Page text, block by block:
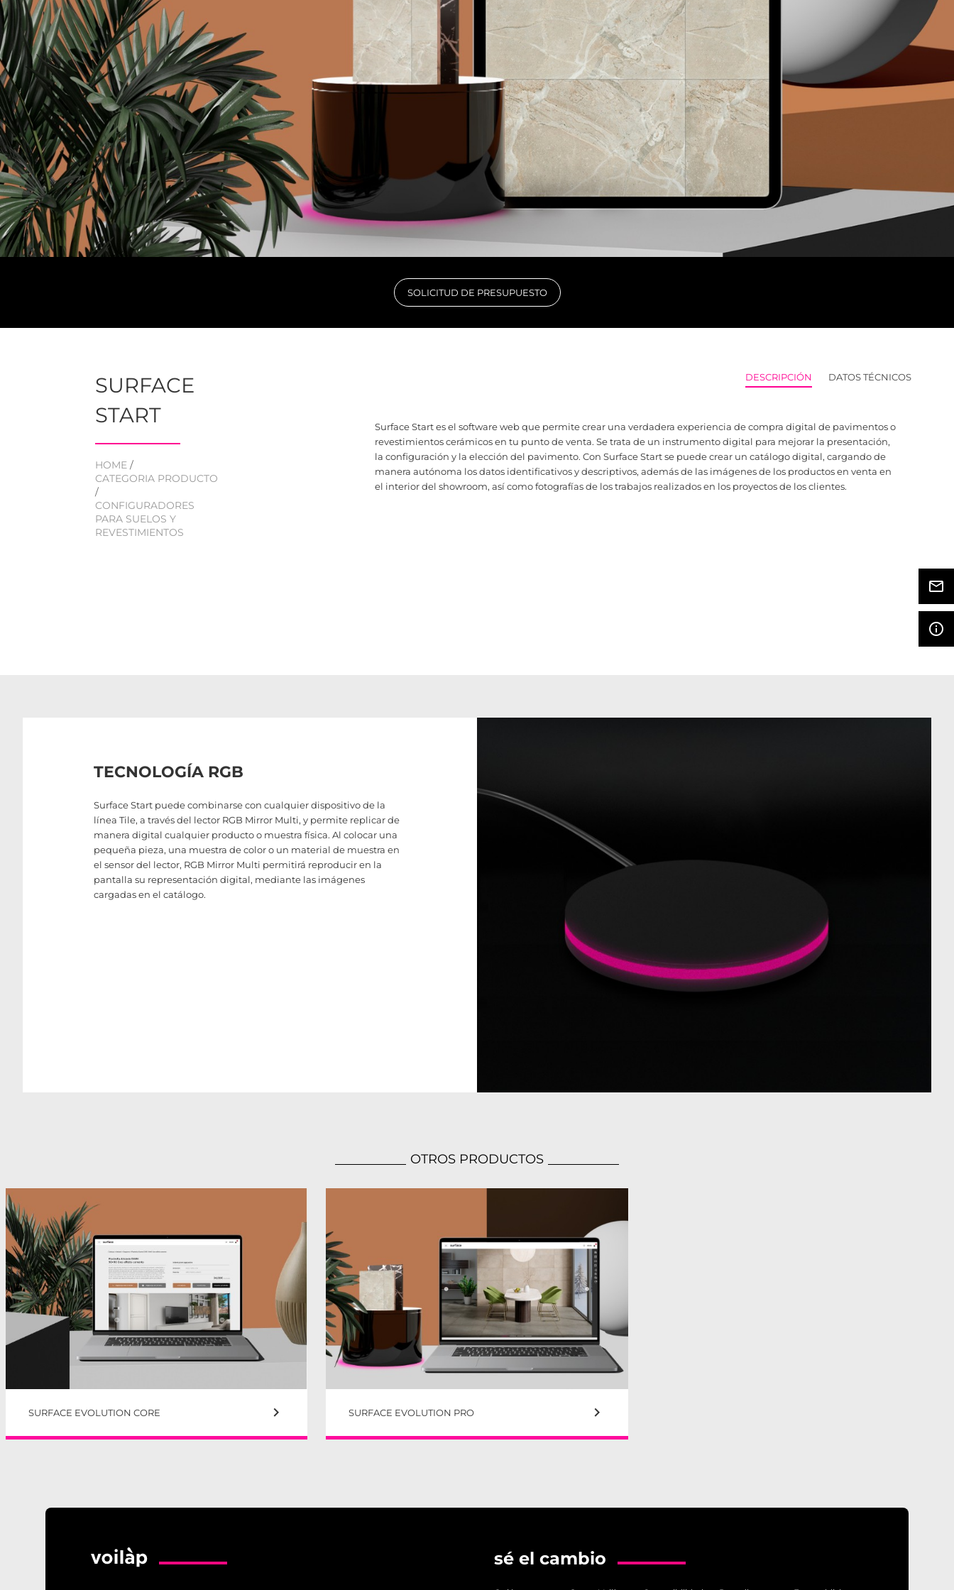
SOLICITUD DE PRESUPUESTO
SURFACE
START
HOME/
CATEGORIA PRODUCTO
/
CONFIGURADORES
PARA SUELOS Y
REVESTIMIENTOS
DESCRIPCIÓN DATOS TÉCNICOS
Surface Start es el software web que permite crear una verdadera experiencia de compra digital de pavimentos o
revestimientos cerámicos en tu punto de venta. Se trata de un instrumento digital para mejorar la presentación,
la configuración y la elección del pavimento. Con Surface Start se puede crear un catálogo digital, cargando de
manera autónoma los datos identificativos y descriptivos, además de las imágenes de los productos en venta en
el interior del showroom, así como fotografías de los trabajos realizados en los proyectos de los clientes.
mail_outline
info_outline
TECNOLOGÍA RGB
Surface Start puede combinarse con cualquier dispositivo de la
línea Tile, a través del lector RGB Mirror Multi, y permite replicar de
manera digital cualquier producto o muestra física. Al colocar una
pequeña pieza, una muestra de color o un material de muestra en
el sensor del lector, RGB Mirror Multi permitirá reproducir en la
pantalla su representación digital, mediante las imágenes
cargadas en el catálogo.
OTROS PRODUCTOS
SURFACE EVOLUTION CORE keyboard_arrow_right SURFACE EVOLUTION PRO keyboard_arrow_right
sé el cambio